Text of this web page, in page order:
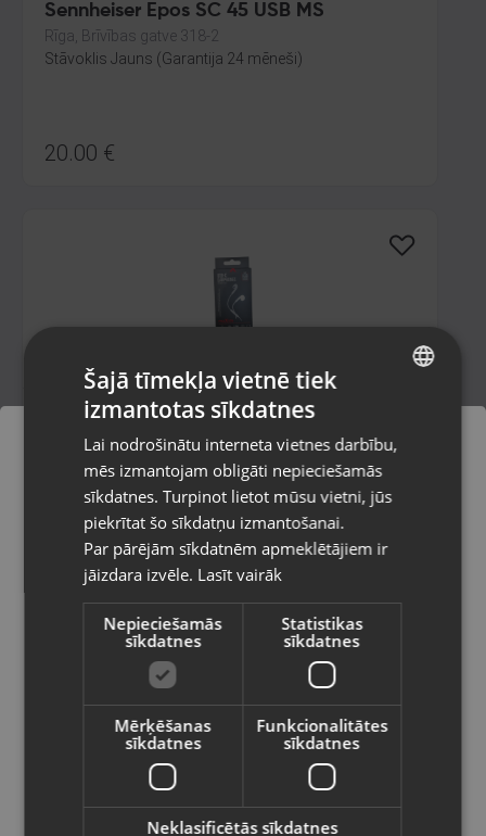
Sennheiser Epos SC 45 USB MS
Rīga, Brīvības gatve 318-2
Stāvoklis Jauns (Garantija 24 mēneši)
20.00 €
Austiņas USB C ar mikrofonu
Rīga, Lokomotīves iela 100
Stāvoklis Jauns (Garantija 24 mēneši)
5.00€
maXlife Gaming Headset MXGH-200
Pasūtījumi tiks piegādāti uz
izvēlēto valsti
Vietnes saturs būs attēlots izvēlētajā
valodā
Valsts
Latviešu / Latvian
RUSSIAN
Šajā tīmekļa vietnē tiek
izmantotas sīkdatnes
Lai nodrošinātu interneta vietnes darbību,
mēs izmantojam obligāti nepieciešamās
sīkdatnes. Turpinot lietot mūsu vietni, jūs
piekrītat šo sīkdatņu izmantošanai.
Par pārējām sīkdatnēm apmeklētājiem ir
jāizdara izvēle. Lasīt vairāk
Nepieciešamās
sīkdatnes
Statistikas
sīkdatnes
Mērķēšanas
sīkdatnes
Funkcionalitātes
sīkdatnes
Neklasificētās sīkdatnes